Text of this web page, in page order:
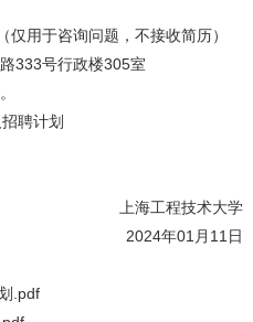
用于咨询问题，不接收简历）
333号行政楼305室
聘计划
上海工程技术大学
2024年01月11日
.pdf